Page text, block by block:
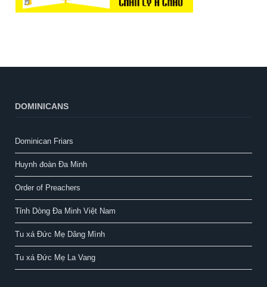
DOMINICANS
Dominican Friars
Huynh đoàn Đa Minh
Order of Preachers
Tỉnh Dòng Đa Minh Việt Nam
Tu xá Đức Mẹ Dâng Mình
Tu xá Đức Mẹ La Vang